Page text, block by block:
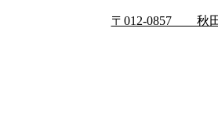
〒012-0857 秋田